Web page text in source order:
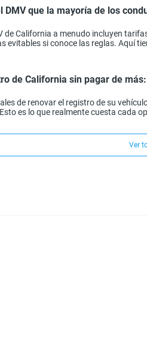
DMV que la mayoría de los
de California a menudo incluyen
evitables si conoce las reglas. Aquí
de California sin pagar de
de renovar el registro de su
es lo que realmente cuesta cada
Ver